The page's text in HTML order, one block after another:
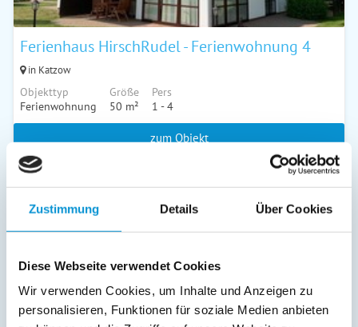
Zustimmung Details Über Cookies
Diese Webseite verwendet Cookies
Wir verwenden Cookies, um Inhalte und Anzeigen zu
personalisieren, Funktionen für soziale Medien anbieten
Ferienhaus HirschRudel - Ferienwohnung 4
in Katzow
Objekttyp
Ferienwohnung
Größe
50 m²
Pers
1 - 4
zum Objekt
pro Nacht